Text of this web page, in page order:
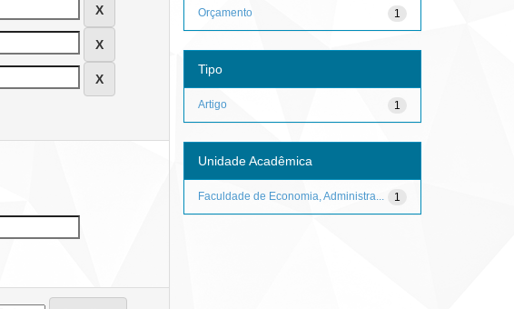
1
Orçamento
Tipo
1
Artigo
Unidade Acadêmica
1
Faculdade de Economia, Administra...